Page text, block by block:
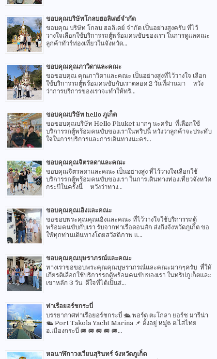
ขอบคุณบริษัทโกลบฮอลิเดย์จำกัด
ขอบคุณ บริษัท โกลบ ฮอลิเดย์ จำกัด เป็นอย่างสูงครับ ที่ไว้
วางใจเลือกใช้บริการรถตู้พร้อมคนขับของเรา ในการดูแลคณะ
ลูกค้าทัวร์ท่องเที่ยวในจังหวัด...
ขอบคุณคุณภาวิดาและคณะ
ขอขอบคุณ คุณภาวิดาและคณะ เป็นอย่างสูงที่ไว้วางใจ เลือก
ใช้บริการรถตู้พร้อมคนขับกับเราตลอด 2 วันที่ผ่านมา หวัง
ว่าการบริการของเราจะทำให้ทริ...
ขอบคุณบริษัท hello ภูเก็ต
ขอขอบคุณบริษัท Hello Phuket มากๆ นะครับ ที่เลือกใช้
บริการรถตู้พร้อมคนขับของเราในทริปนี้ หวังว่าลูกค้าจะประทับ
ใจในการบริการและการเดินทางนะคร...
ขอบคุณคุณจิตรลดาและคณะ
ขอบคุณจิตรลดาและคณะ เป็นอย่างสูง ที่ไว้วางใจเลือกใช้
บริการรถตู้พร้อมคนขับของเรา ในการเดินทางท่องเที่ยวจังหวัด
กระบี่ในครั้งนี้ หวังว่าทาง...
ขอบคุณคุณเอิงและคณะ
ขอขอบพระคุณคุณเอิงและคณะ ที่ไว้วางใจใช้บริการรถตู้
พร้อมคนขับกับเรา รับจากท่าเรือดอนสัก ส่งถึงจังหวัดภูเก็ต ขอ
ให้ทุกท่านเดินทางโดยสวัสดิภาพ แ...
ขอบคุณคุณบุษราภรณ์และคณะ
ทางเราขอขอบพระคุณคุณบุษราภรณ์และคณะมากๆครับ ที่ให้
เกียรติเลือกใช้บริการรถตู้พร้อมคนขับของเรา ในทริปภูเก็ตและ
เขาหลัก 3 วัน ดีใจที่ได้เป็นส่...
ท่าเรือยอร์ชกระบี่
บรรยากาศท่าเรือยอร์ชกระบี่ 🛳 พอร์ต ตะโกลา ยอร์ช มารีน่า
🛳 Port Takola Yacht Marina 📌 ตั้งอยู่ หมู่6 ต.ไสไทย
อ.เมืองกระบี่ 🚐 🚐 🚐 🚐 🚐...
หอนาฬิกาวงเวียนสุรินทร์ จังหวัดภูเก็ต